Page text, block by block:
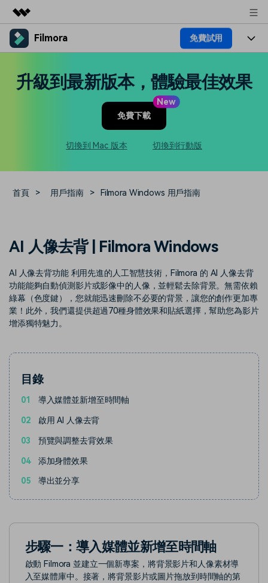
精選產品
實用工具
總覽
支援
Filmora 免費試用
文字
速生成相似風格影片
100 點兌積分
部落格
幫助中心
聯絡我們
我們隨時為您提供協助
案例分享
如何用 Filmora 做出影響力
聯盟計劃
開啟企業級合作夥伴關係
企業服務
簡單的商業影片解決方案
立即購買 登入
搜尋
升級到最新版本，體驗最佳效果
New
免費下載
切換到 Mac 版本 切換到行動版
首頁 > 用戶指南 > Filmora Windows 用戶指南
AI 人像去背 | Filmora Windows
AI 人像去背功能 利用先進的人工智慧技術，Filmora 的 AI 人像去背
功能能夠自動偵測影片或影像中的人像，並輕鬆去除背景。無需依賴
綠幕（色度鍵），您就能迅速刪除不必要的背景，讓您的創作更加專
業！此外，我們還提供超過70種身體效果和貼紙選擇，幫助您為影片
增添獨特魅力。
目錄
01 導入媒體並新增至時間軸
02 啟用 AI 人像去背
03 預覽與調整去背效果
04 添加身體效果
05 導出並分享
步驟一：導入媒體並新增至時間軸
啟動 Filmora 並建立一個新專案，將背景影片和人像素材導
入至媒體庫中。接著，將背景影片或圖片拖放到時間軸的第